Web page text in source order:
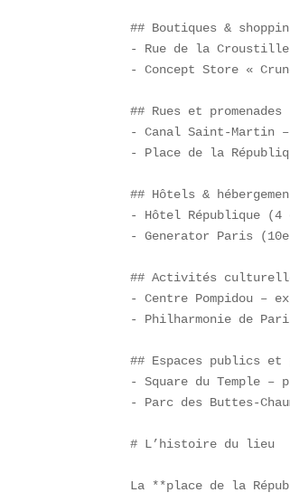
## Boutiques &
- Rue de la
- Concept Store «
## Rues et promenades
- Canal Saint-Martin
- Place de la
## Hôtels &
- Hôtel République (4
- Generator Paris
## Activités
- Centre Pompidou –
- Philharmonie de
## Espaces publics
- Square du Temple –
- Parc des Buttes-
# L’histoire du lieu
La **place de la